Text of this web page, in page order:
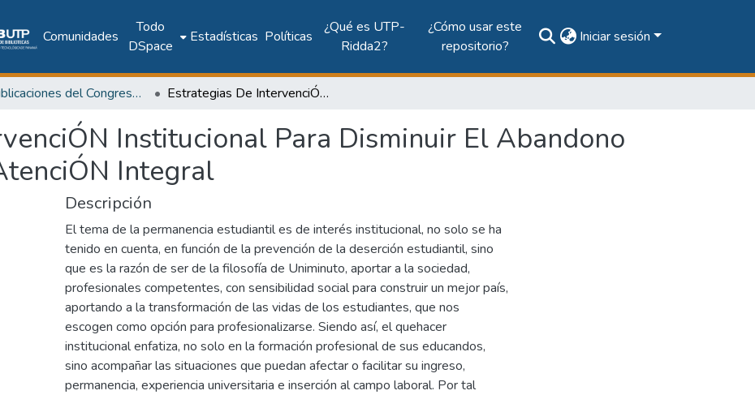
Comunidades
Todo
DSpace
Estadísticas Políticas
¿Qué es UTP-
Ridda2?
¿Cómo usar este
repositorio?
Iniciar sesión
Publicaciones del Congreso Internacional CLABES Estrategias De IntervenciÓN Institucional Para Disminuir El Abandono Con El Modelo De AtenciÓN Integral
Institucional Para Disminuir El Abandono
Integral
Descripción
El tema de la permanencia estudiantil es de interés institucional, no solo se ha
tenido en cuenta, en función de la prevención de la deserción estudiantil, sino
que es la razón de ser de la filosofía de Uniminuto, aportar a la sociedad,
profesionales competentes, con sensibilidad social para construir un mejor país,
aportando a la transformación de las vidas de los estudiantes, que nos
escogen como opción para profesionalizarse. Siendo así, el quehacer
institucional enfatiza, no solo en la formación profesional de sus educandos,
sino acompañar las situaciones que puedan afectar o facilitar su ingreso,
permanencia, experiencia universitaria e inserción al campo laboral. Por tal